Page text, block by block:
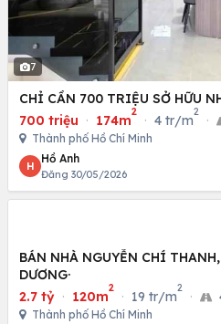
7
CHỈ CẦN 700 TRIỆU SỞ HỮU
700 triệu · 174m
2
· 4 tr/m
2
·
Thành phố Hồ Chí Minh
H
Hồ Anh
Đăng 30/05/2026
BÁN NHÀ NGUYỄN CHÍ
DƯƠNG·
2.7 tỷ · 120m
2
· 19 tr/m
2
·
Thành phố Hồ Chí Minh